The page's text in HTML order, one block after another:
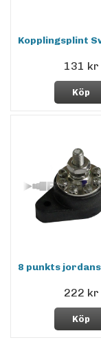
Kopplingsplint
131 kr
Köp
8 punkts
222 kr
Köp